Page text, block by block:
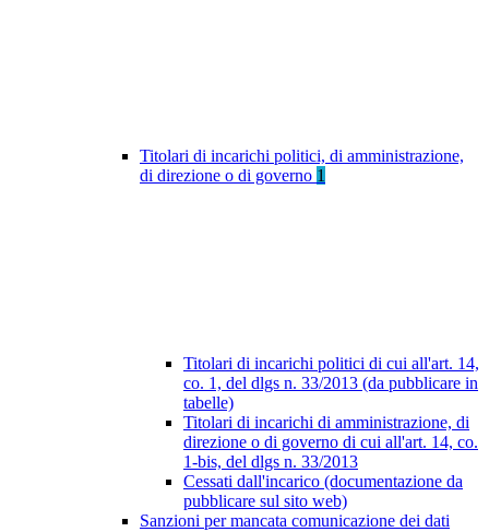
Titolari di incarichi politici, di amministrazione,
di direzione o di governo 1
Titolari di incarichi politici di cui all'art. 14,
co. 1, del dlgs n. 33/2013 (da pubblicare in
tabelle)
Titolari di incarichi di amministrazione, di
direzione o di governo di cui all'art. 14, co.
1-bis, del dlgs n. 33/2013
Cessati dall'incarico (documentazione da
pubblicare sul sito web)
Sanzioni per mancata comunicazione dei dati